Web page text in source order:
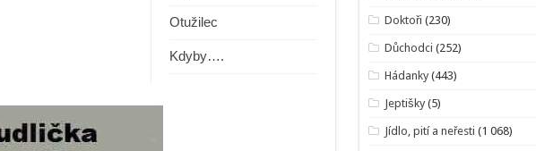
Otužilec
Kdyby….
Doktoři (230)
Důchodci (252)
Hádanky (443)
Jeptišky (5)
Jídlo, pití a neřesti (1 068)